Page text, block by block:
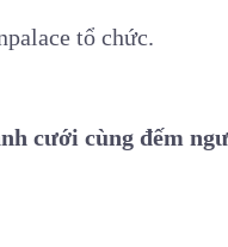
tổ chức.
cưới cùng đếm